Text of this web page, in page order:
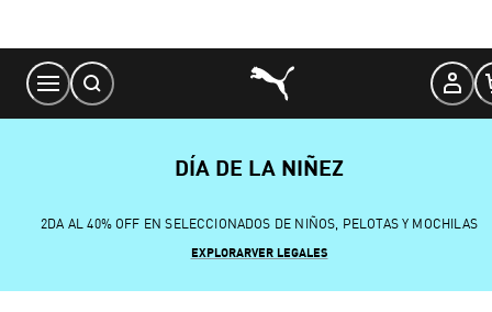
Content
DÍA DE LA NIÑEZ
2DA AL 40% OFF EN SELECCIONADOS DE NIÑOS, PELOTAS Y MOCHILAS
EXPLORARVER LEGALES